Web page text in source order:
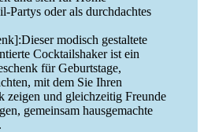
Partys oder als durchdachtes
modisch gestaltete
Cocktailshaker ist ein
für Geburtstage,
mit dem Sie Ihren
zeigen und gleichzeitig Freunde
gemeinsam hausgemachte